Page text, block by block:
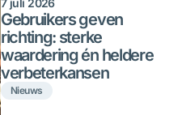
Gebruikers geven
richting: sterke
waardering én heldere
verbeterkansen
Nieuws